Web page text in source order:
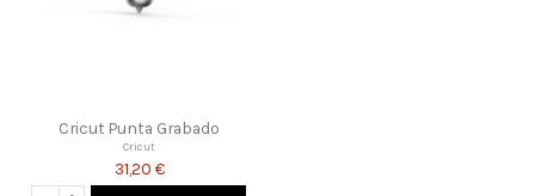
Cricut Punta Grabado
Cricut
31,20 €